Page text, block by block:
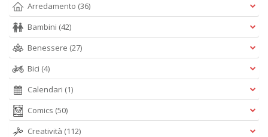
Arredamento (36)
Bambini (42)
Benessere (27)
Bici (4)
Calendari (1)
Comics (50)
Creatività (112)